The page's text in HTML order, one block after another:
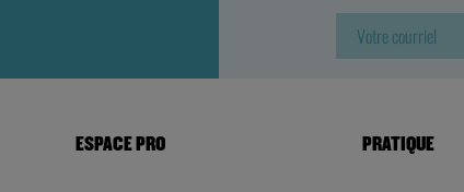
ESPACE PRO PRATIQUE